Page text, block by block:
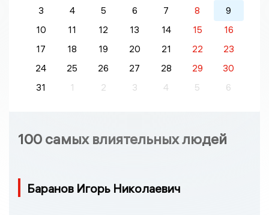
3
4 5 6 7 8
9
10
11 12 13 14 15
16
17
18 19 20 21 22
23
24
25 26 27 28 29
30
31
1 2 3 4 5 6
100 самых влиятельных людей
Баранов Игорь Николаевич